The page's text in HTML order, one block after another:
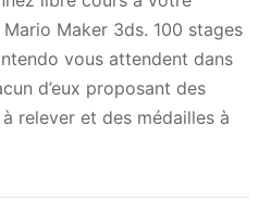
Maker 3ds. 100 stages
vous attendent dans
d’eux proposant des
relever et des médailles à